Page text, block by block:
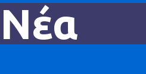
Νέα